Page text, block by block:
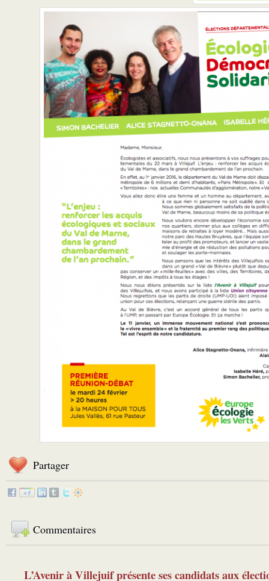
Partager
Commentaires
L’Avenir à Villejuif présente ses candidats aux